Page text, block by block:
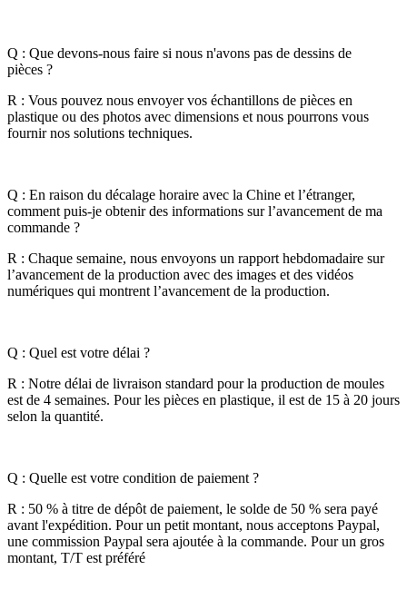
Q : Que devons-nous faire si nous n'avons pas de dessins de
pièces ?
R : Vous pouvez nous envoyer vos échantillons de pièces en
plastique ou des photos avec dimensions et nous pourrons vous
fournir nos solutions techniques.
Q : En raison du décalage horaire avec la Chine et l’étranger,
comment puis-je obtenir des informations sur l’avancement de ma
commande ?
R : Chaque semaine, nous envoyons un rapport hebdomadaire sur
l’avancement de la production avec des images et des vidéos
numériques qui montrent l’avancement de la production.
Q : Quel est votre délai ?
R : Notre délai de livraison standard pour la production de moules
est de 4 semaines. Pour les pièces en plastique, il est de 15 à 20 jours
selon la quantité.
Q : Quelle est votre condition de paiement ?
R : 50 % à titre de dépôt de paiement, le solde de 50 % sera payé
avant l'expédition. Pour un petit montant, nous acceptons Paypal,
une commission Paypal sera ajoutée à la commande. Pour un gros
montant, T/T est préféré